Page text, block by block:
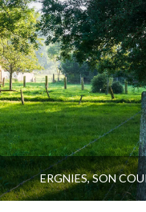
ERGNIES, SON